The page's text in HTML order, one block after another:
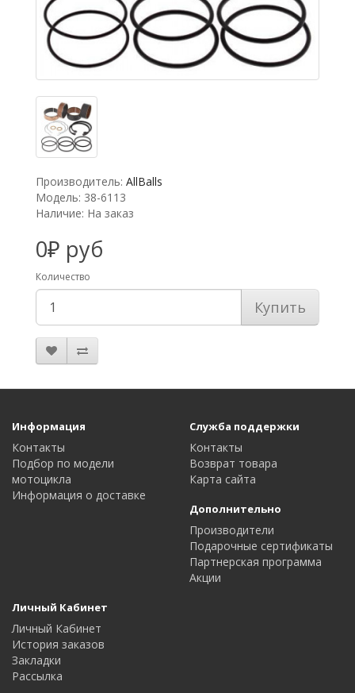
Производитель: AllBalls
Модель: 38-6113
Наличие: На заказ
0₽ руб
Количество
Купить
Информация
Контакты
Подбор по модели
мотоцикла
Информация о доставке
Служба поддержки
Контакты
Возврат товара
Карта сайта
Дополнительно
Производители
Подарочные сертификаты
Партнерская программа
Акции
Личный Кабинет
Личный Кабинет
История заказов
Закладки
Рассылка